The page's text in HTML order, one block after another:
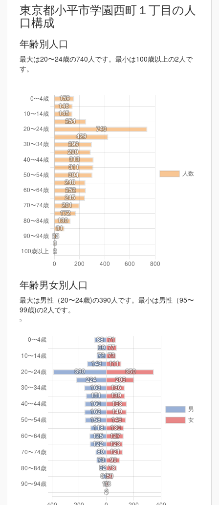
東京都小平市学園西町１丁目の人
口構成
年齢別人口
最大は20〜24歳の740人です。最小は100歳以上の2人で
す。
年齢男女別人口
最大は男性（20〜24歳)の390人です。最小は男性（95〜
99歳)の2人です。